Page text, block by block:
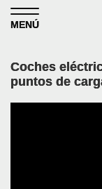
Skip to content
MENÚ
Coches
puntos de